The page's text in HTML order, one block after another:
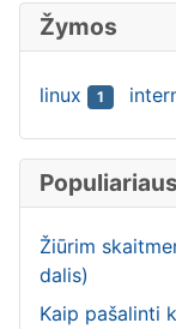
Žymos
linux 1
Žiūrim
dalis)
Kaip pašalinti